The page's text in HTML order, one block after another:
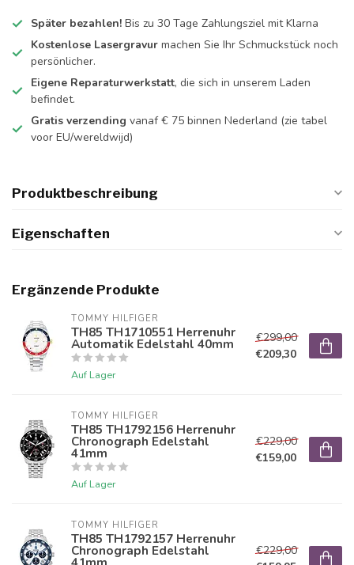
Später bezahlen! Bis zu 30 Tage Zahlungsziel mit Klarna
Kostenlose Lasergravur machen Sie Ihr Schmuckstück noch
persönlicher.
Eigene Reparaturwerkstatt, die sich in unserem Laden
befindet.
Gratis verzending vanaf € 75 binnen Nederland (zie tabel
voor EU/wereldwijd)
Produktbeschreibung
Eigenschaften
Ergänzende Produkte
TOMMY HILFIGER
TH85 TH1710551 Herrenuhr
Automatik Edelstahl 40mm
Auf Lager
€299,00
€209,30
TOMMY HILFIGER
TH85 TH1792156 Herrenuhr
Chronograph Edelstahl
41mm
Auf Lager
€229,00
€159,00
TOMMY HILFIGER
TH85 TH1792157 Herrenuhr
Chronograph Edelstahl
€229,00